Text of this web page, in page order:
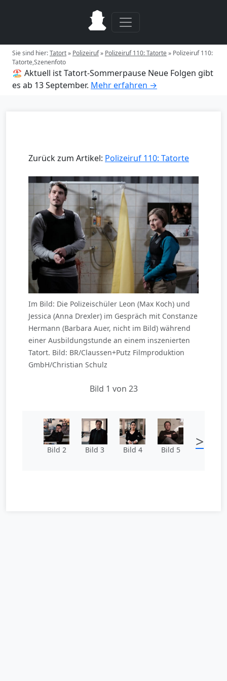
Sie sind hier:Tatort» Polizeiruf» Polizeiruf 110: Tatorte» Polizeiruf 110:
Tatorte,Szenenfoto
🏖️ Aktuell ist Tatort-Sommerpause Neue Folgen gibt
es ab 13 September. Mehr erfahren →
Zurück zum Artikel: Polizeiruf 110: Tatorte
Im Bild: Die Polizeischüler Leon (Max Koch) und
Jessica (Anna Drexler) im Gespräch mit Constanze
Hermann (Barbara Auer, nicht im Bild) während
einer Ausbildungstunde an einem inszenierten
Tatort. Bild: BR/Claussen+Putz Filmproduktion
GmbH/Christian Schulz
Bild 1 von 23
Bild 2 Bild 3 Bild 4 Bild 5 >